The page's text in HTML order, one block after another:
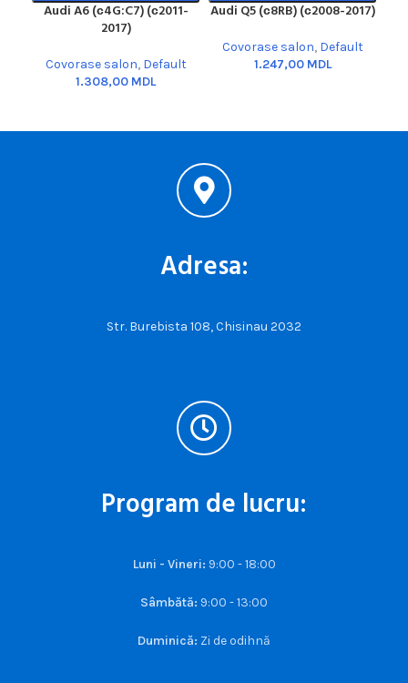
Audi A6 (с4G:C7) (с2011-
2017)
Covorase salon, Default
MDL
Audi Q5 (с8RB) (с2008-2017)
Covorase salon, Default
MDL
Adresa:
Str. Burebista 108, Chisinau 2032
Program de lucru:
Luni - Vineri: 9:00 - 18:00
Sâmbătă: 9:00 - 13:00
Duminică: Zi de odihnă